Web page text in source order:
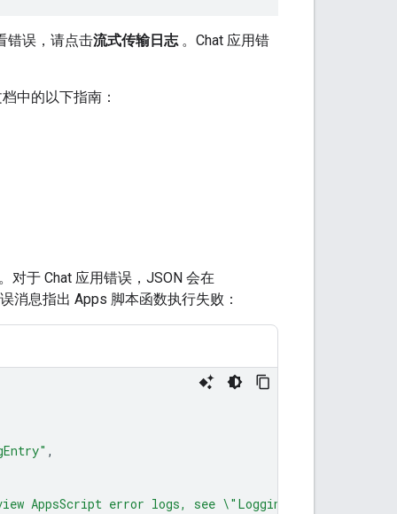
错误，请点击流式传输日志。Chat 应用错
中的以下指南：
对于 Chat 应用错误，JSON 会在
消息指出 Apps 脚本函数执行失败：
,
AppsScript error logs, see \"Logging\" (https://